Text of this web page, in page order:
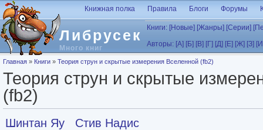
Перейти к основному содержанию
Либрусек
Много книг
Книжная полка Правила Блоги Форумы
Книги: [Новые] [Жанры] [Серии]
Авторы: [А] [Б] [В] [Г] [Д] [Е] [Ж] [З]
Вы здесь
Главная » Книги » Теория струн и скрытые измерения Вселенной (fb2)
Теория струн и скрытые
(fb2)
Шинтан Яу Стив Надис